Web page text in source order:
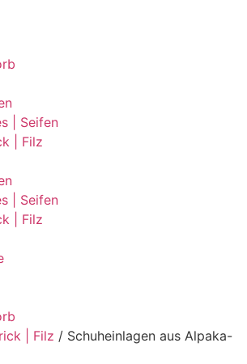
| Seifen
| Filz
| Seifen
| Filz
| Filz / Schuheinlagen aus Alpaka-